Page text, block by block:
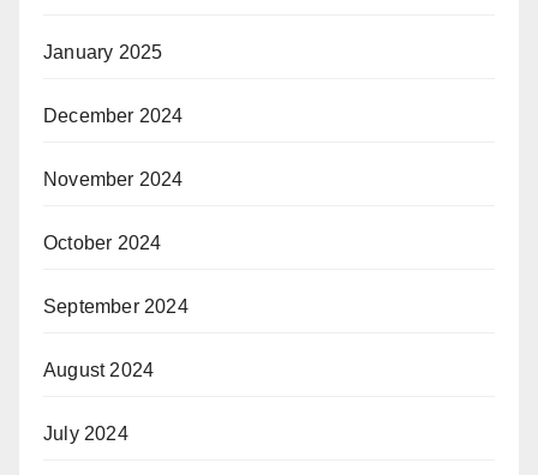
January 2025
December 2024
November 2024
October 2024
September 2024
August 2024
July 2024